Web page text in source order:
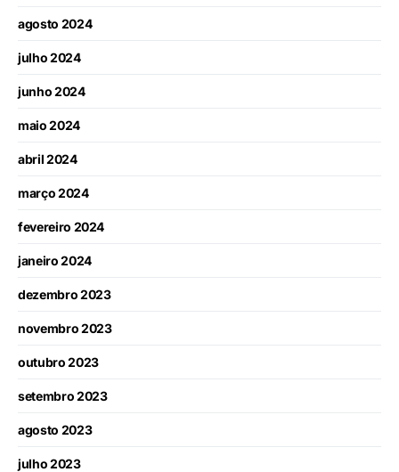
agosto 2024
julho 2024
junho 2024
maio 2024
abril 2024
março 2024
fevereiro 2024
janeiro 2024
dezembro 2023
novembro 2023
outubro 2023
setembro 2023
agosto 2023
julho 2023